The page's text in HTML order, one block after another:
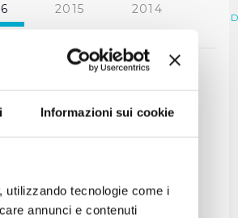
Informazioni sui cookie
utilizzando tecnologie come i
annunci e contenuti
2015
2014